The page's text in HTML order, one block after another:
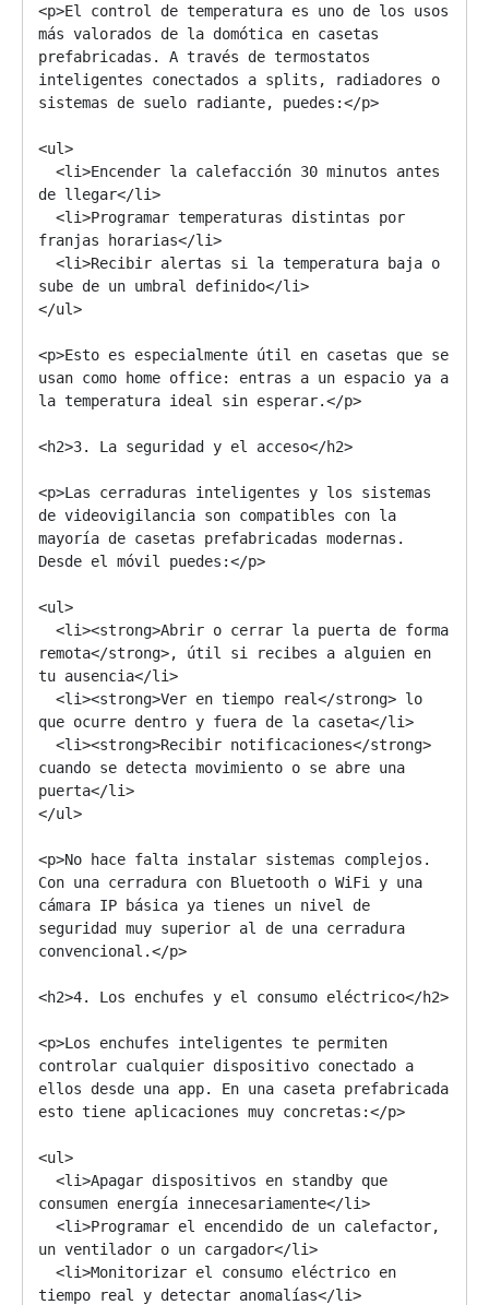
<p>El control de temperatura es uno de los usos
más valorados de la domótica en casetas
prefabricadas. A través de termostatos
inteligentes conectados a splits, radiadores o
sistemas de suelo radiante, puedes:</p>
<ul>
de llegar</li>
franjas horarias</li>
sube de un umbral definido</li>
</ul>
<p>Esto es especialmente útil en casetas que se
usan como home office: entras a un espacio ya a
la temperatura ideal sin esperar.</p>
<h2>3. La seguridad y el acceso</h2>
<p>Las cerraduras inteligentes y los sistemas
de videovigilancia son compatibles con la
mayoría de casetas prefabricadas modernas.
Desde el móvil puedes:</p>
<ul>
remota</strong>, útil si recibes a alguien en
tu ausencia</li>
que ocurre dentro y fuera de la caseta</li>
cuando se detecta movimiento o se abre una
puerta</li>
</ul>
<p>No hace falta instalar sistemas complejos.
Con una cerradura con Bluetooth o WiFi y una
cámara IP básica ya tienes un nivel de
seguridad muy superior al de una cerradura
convencional.</p>
<h2>4. Los enchufes y el consumo eléctrico</h2>
<p>Los enchufes inteligentes te permiten
controlar cualquier dispositivo conectado a
ellos desde una app. En una caseta prefabricada
esto tiene aplicaciones muy concretas:</p>
<ul>
consumen energía innecesariamente</li>
un ventilador o un cargador</li>
tiempo real y detectar anomalías</li>